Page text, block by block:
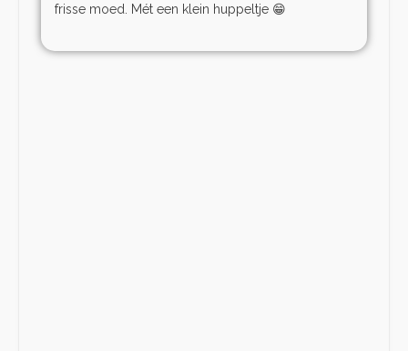
frisse moed. Mét een klein huppeltje 😁